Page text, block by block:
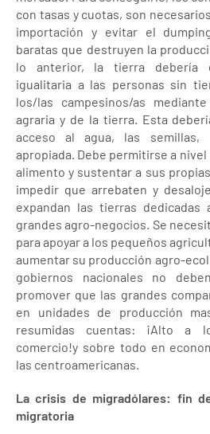
con tasas y cuotas, son
importación y evitar el
baratas que destruyen la
lo anterior, la tierra debería
igualitaria a las personas sin
los/las campesinos/as
agraria y de la tierra. Esta
acceso al agua, las semillas,
apropiada. Debe permitirse a
alimento y sustentar a sus
impedir que arrebaten y
expandan las tierras
grandes agro-negocios. Se
para apoyar a los pequeños
aumentar su producción agro-
gobiernos nacionales no
promover que las grandes
en unidades de producción
resumidas cuentas: ¡Alto a
comercio!y sobre todo en
las centroamericanas.
La crisis de migradólares: fin
migratoria